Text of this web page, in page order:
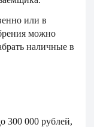
или в
можно
наличные в
000 рублей,